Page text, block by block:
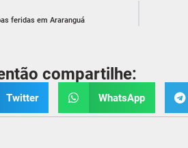
feridas em Araranguá
compartilhe:
Twitter WhatsApp